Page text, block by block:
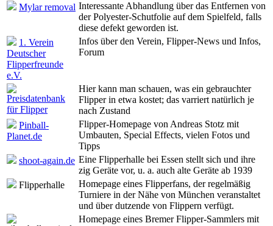
Mylar removal Interessante Abhandlung über das Entfernen von
der Polyester-Schutfolie auf dem Spielfeld, falls
diese defekt geworden ist.
1. Verein
Deutscher
Flipperfreunde
e.V.
Infos über den Verein, Flipper-News und Infos,
Forum
Preisdatenbank
für Flipper
Hier kann man schauen, was ein gebrauchter
Flipper in etwa kostet; das varriert natürlich je
nach Zustand
Pinball-
Planet.de
Flipper-Homepage von Andreas Stotz mit
Umbauten, Special Effects, vielen Fotos und
Tipps
shoot-again.de Eine Flipperhalle bei Essen stellt sich und ihre
zig Geräte vor, u. a. auch alte Geräte ab 1939
Flipperhalle
Homepage eines Flipperfans, der regelmäßig
Turniere in der Nähe von München veranstaltet
und über dutzende von Flippern verfügt.
Homepage eines Bremer Flipper-Sammlers mit